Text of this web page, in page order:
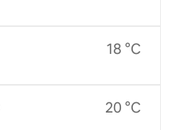
18 °C
20 °C